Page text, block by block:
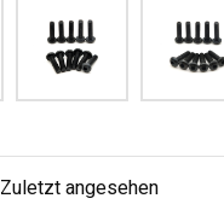
Zuletzt angesehen